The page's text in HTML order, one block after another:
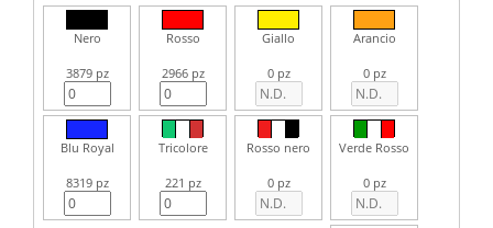
Nero
3879 pz
Rosso
2966 pz
Giallo
0 pz
Arancio
0 pz
Blu Royal
8319 pz
Tricolore
221 pz
Rosso nero
0 pz
Verde Rosso
0 pz